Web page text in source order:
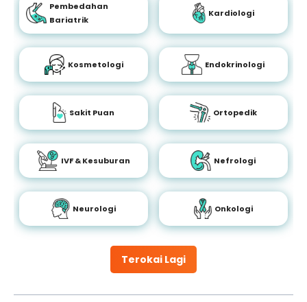
Terokai Lagi
Pembedahan
Bariatrik
Kardiologi
Kosmetologi Endokrinologi
Sakit Puan Ortopedik
IVF & Kesuburan Nefrologi
Neurologi Onkologi